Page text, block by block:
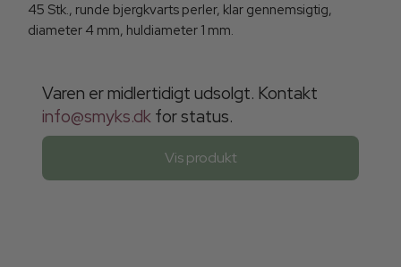
45 Stk., runde bjergkvarts perler, klar gennemsigtig,
diameter 4 mm, huldiameter 1 mm.
Varen er midlertidigt udsolgt. Kontakt
info@smyks.dk for status.
Vis produkt